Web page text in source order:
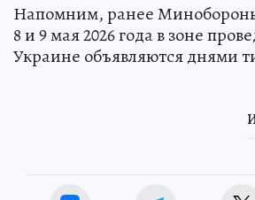
Напомним, ранее
8 и 9 мая 2026 года в зоне
Украине объявляются днями